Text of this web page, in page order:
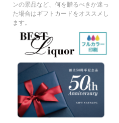
ンの景品など、何を贈るべきか迷っ
た場合はギフトカードをオススメし
ます。